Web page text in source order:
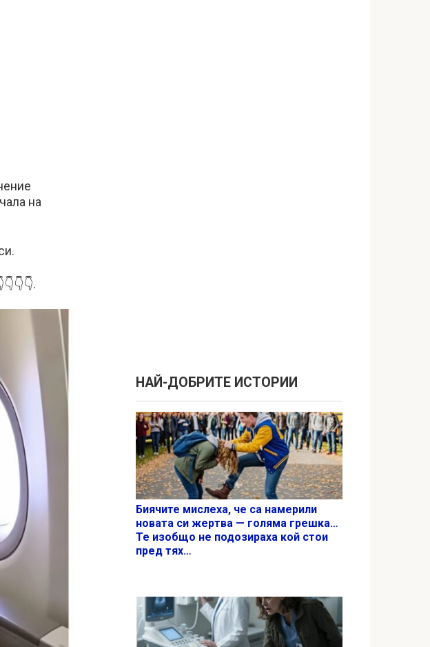
на
НАЙ-ДОБРИТЕ ИСТОРИИ
Биячите мислеха, че са намерили
новата си жертва — голяма грешка…
Те изобщо не подозираха кой стои
пред тях…